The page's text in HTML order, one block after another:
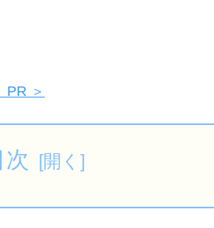
PR ＞
次